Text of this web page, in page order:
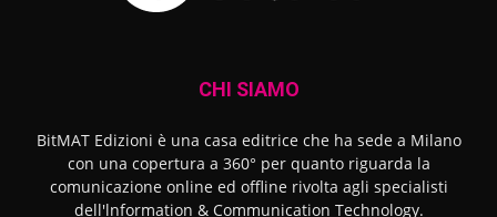
CHI SIAMO
BitMAT Edizioni è una casa editrice che ha sede a Milano
con una copertura a 360° per quanto riguarda la
comunicazione online ed offline rivolta agli specialisti
dell'lnformation & Communication Technology.